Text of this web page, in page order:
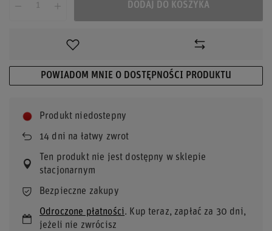
DODAJ DO KOSZYKA
POWIADOM MNIE O DOSTĘPNOŚCI PRODUKTU
Produkt niedostepny
14 dni na łatwy zwrot
Ten produkt nie jest dostępny w sklepie
stacjonarnym
Bezpieczne zakupy
Odroczone płatności. Kup teraz, zapłać za 30 dni,
jeżeli nie zwrócisz